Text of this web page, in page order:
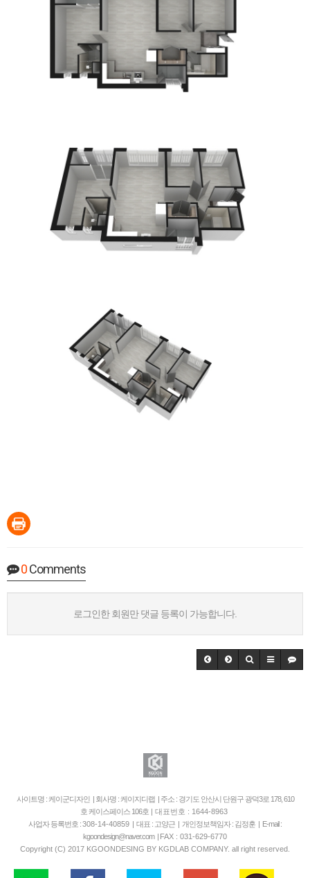
0Comments
로그인한 회원만 댓글 등록이 가능합니다.
사이트명 : 케이군디자인 | 회사명 : 케이지디랩 | 주소 : 경기도 안산시 단원구 광덕3로 178, 610
호 케이스페이스 106호 | 대표번호 : 1644-8963
사업자 등록번호 :308-14-40859 | 대표 : 고양근 | 개인정보책임자 : 김정훈 | E-mail :
kgoondesign@naver.com |
FAX : 031-629-6770
Copyright (C) 2017 KGOONDESING BY KGDLAB COMPANY. all right reserved.